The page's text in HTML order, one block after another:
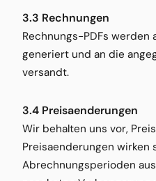
3.3 Rechnungen
Rechnungs-PDFs
generiert und an die
versandt.
3.4 Preisaenderungen
Wir behalten uns vor,
Preisaenderungen wirken
Abrechnungsperioden